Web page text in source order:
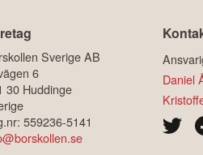
Sverige AB
6
30 Huddinge
559236-5141
Daniel